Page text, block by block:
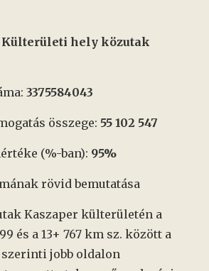
Külterületi hely közutak
3375584043
összege: 55 102 547
(%-ban): 95%
rövid bemutatása
Kaszaper külterületén a
és a 13+ 767 km sz. között a
szerinti jobb oldalon